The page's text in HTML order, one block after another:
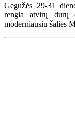
Gegužės 29-31
rengia atvirų durų
moderniausiu šalies